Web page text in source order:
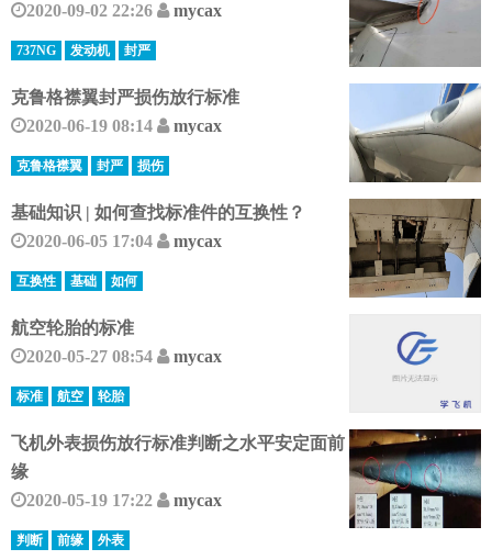
2020-09-02 22:26
mycax
737NG 发动机 封严
克鲁格襟翼封严损伤放行标准
2020-06-19 08:14
mycax
克鲁格襟翼 封严 损伤
基础知识 | 如何查找标准件的互换性？
2020-06-05 17:04
mycax
互换性 基础 如何
航空轮胎的标准
2020-05-27 08:54
mycax
标准 航空 轮胎
飞机外表损伤放行标准判断之水平安定面前
缘
2020-05-19 17:22
mycax
判断 前缘 外表